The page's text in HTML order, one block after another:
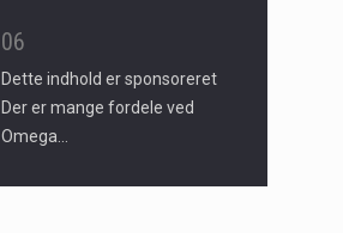
06
Dette indhold er sponsoreret
Der er mange fordele ved
Omega…